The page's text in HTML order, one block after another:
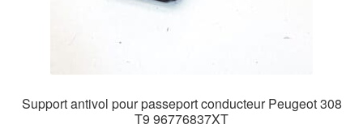
Support antivol pour passeport conducteur Peugeot 308
T9 96776837XT